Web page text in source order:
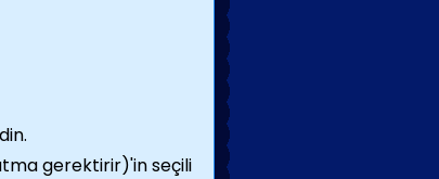
gerektirir)'in seçili